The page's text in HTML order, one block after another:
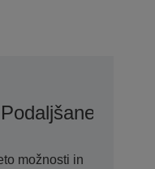
možnosti in